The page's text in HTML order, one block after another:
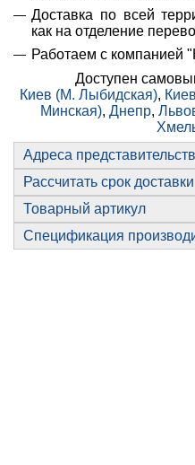
Доставка по всей
как на отделение
Работаем с компанией
Доступен
Киев (М. Лыбидская),
Минская), Днепр,
Адреса представительств
Рассчитать срок доставки
Товарный артикул
Спецификация